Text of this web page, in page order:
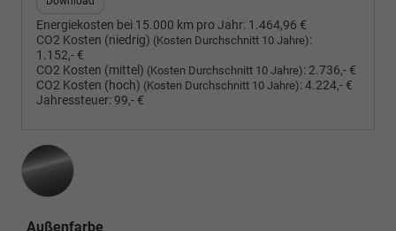
Energiekosten bei 15.000 km pro Jahr: 1.464,96 €
CO2 Kosten (niedrig) (Kosten Durchschnitt 10 Jahre):
1.152,- €
CO2 Kosten (mittel) (Kosten Durchschnitt 10 Jahre): 2.736,- €
CO2 Kosten (hoch) (Kosten Durchschnitt 10 Jahre):4.224,- €
Jahressteuer: 99,- €
Außenfarbe